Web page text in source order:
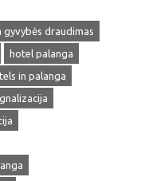
gyvybės draudimas
hotel palanga
in palanga